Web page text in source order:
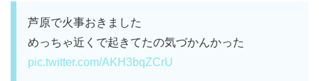
芦原で火事おきました
めっちゃ近くで起きてたの気づかんかった
pic.twitter.com/AKH3bqZCrU